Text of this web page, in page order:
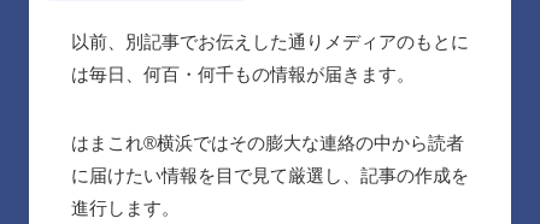
以前、別記事でお伝えした通りメディアのもとに
は毎日、何百・何千もの情報が届きます。
はまこれ®︎横浜ではその膨大な連絡の中から読者
に届けたい情報を目で見て厳選し、記事の作成を
進行します。